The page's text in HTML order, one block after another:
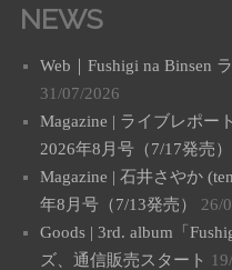
NEWS
Web｜Fushigi na Binsen
31/07/2026
Magazine | ライブレポー
2026年8月号（7/17発売）
Magazine | 石井さやか
年8月号（7/13発売）
26/
Goods | 3rd. album「
ズ、通信販売スタート